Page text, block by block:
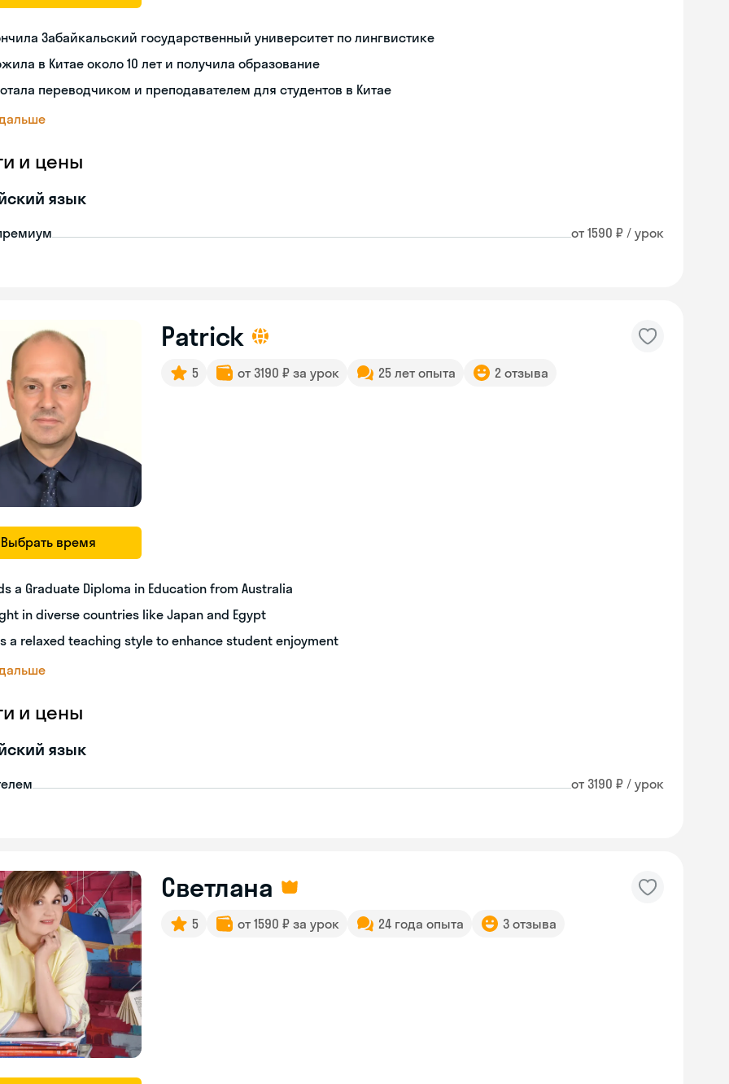
Забайкальский государственный университет по лингвистике
в Китае около 10 лет и получила образование
переводчиком и преподавателем для студентов в Китае
и цены
язык
от 1590 ₽ / урок
Выбрать время
Patrick
5 от 3190 ₽ за урок 25 лет опыта 2 отзыва
a Graduate Diploma in Education from Australia
in diverse countries like Japan and Egypt
a relaxed teaching style to enhance student enjoyment
и цены
язык
от 3190 ₽ / урок
Светлана
5 от 1590 ₽ за урок 24 года опыта 3 отзыва